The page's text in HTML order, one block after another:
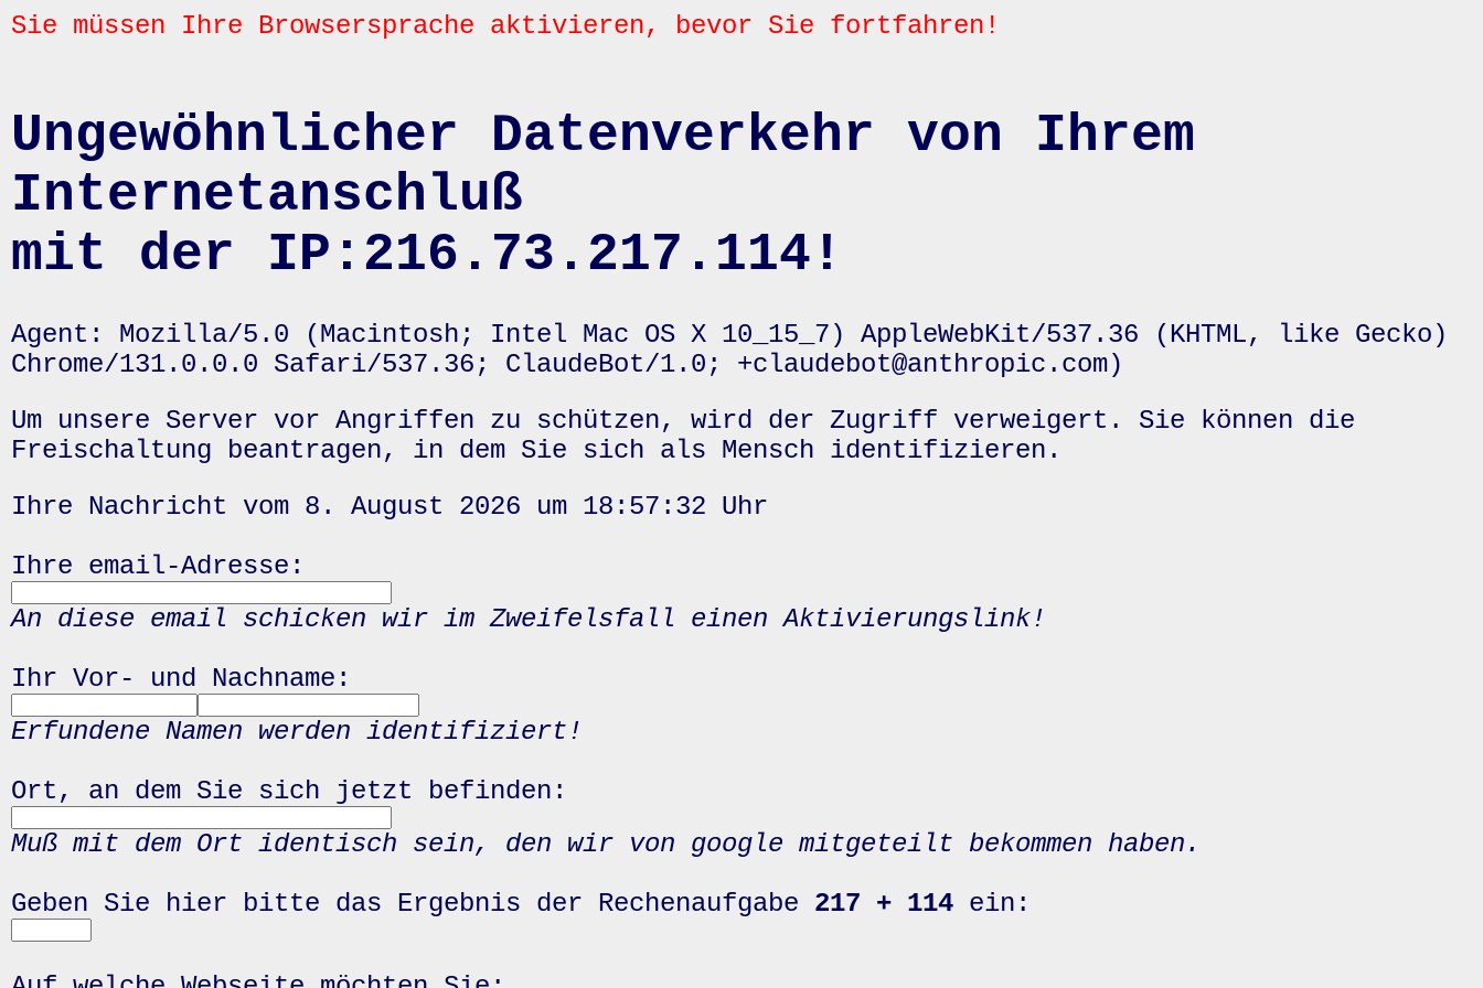
Sie müssen Ihre Browsersprache aktivieren, bevor Sie fortfahren!
Ungewöhnlicher Datenverkehr von Ihrem
Internetanschluß
mit der IP:216.73.217.114!
Agent: Mozilla/5.0 (Macintosh; Intel Mac OS X 10_15_7) AppleWebKit/537.36 (KHTML, like Gecko)
Chrome/131.0.0.0 Safari/537.36; ClaudeBot/1.0; +claudebot@anthropic.com)
Um unsere Server vor Angriffen zu schützen, wird der Zugriff verweigert. Sie können die
Freischaltung beantragen, in dem Sie sich als Mensch identifizieren.
Ihre Nachricht vom 8. August 2026 um 18:57:32 Uhr
Ihre email-Adresse:
An diese email schicken wir im Zweifelsfall einen Aktivierungslink!
Ihr Vor- und Nachname:
Erfundene Namen werden identifiziert!
Ort, an dem Sie sich jetzt befinden:
Muß mit dem Ort identisch sein, den wir von google mitgeteilt bekommen haben.
Geben Sie hier bitte das Ergebnis der Rechenaufgabe 217 + 114 ein: